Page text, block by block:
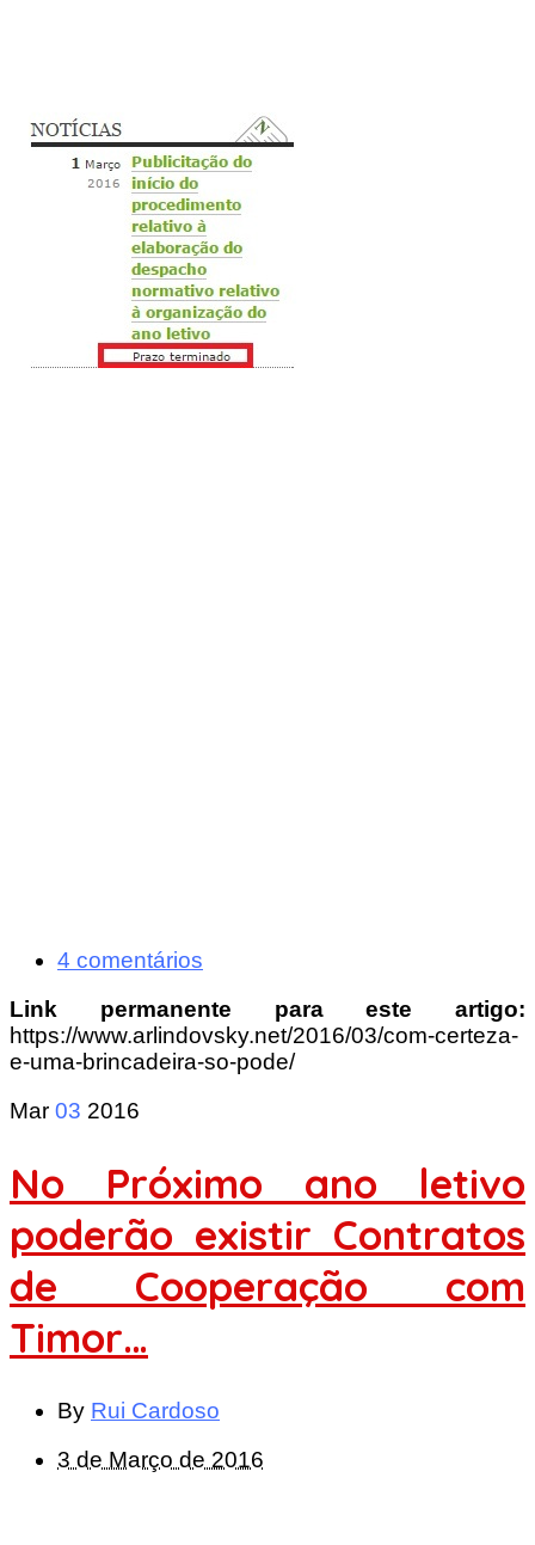
4 comentários
Link permanente para este artigo:
https://www.arlindovsky.net/2016/03/com-certeza-
e-uma-brincadeira-so-pode/
Mar 03 2016
No Próximo ano letivo
poderão existir Contratos
de Cooperação com
Timor…
By Rui Cardoso
3 de Março de 2016